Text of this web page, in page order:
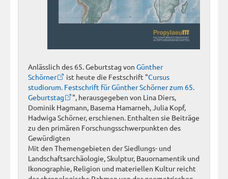
Anlässlich des 65. Geburtstag von Günther
Schörner
ist heute die Festschrift "Cursus
studiorum. Festschrift für Günther Schörner zum 65.
Geburtstag
", herausgegeben von Lina Diers,
Dominik Hagmann, Basema Hamarneh, Julia Kopf,
Hadwiga Schörner, erschienen. Enthalten sie Beiträge
zu den primären Forschungsschwerpunkten des
Gewürdigten
Mit den Themengebieten der Siedlungs- und
Landschaftsarchäologie, Skulptur, Bauornamentik und
Ikonographie, Religion und materiellen Kultur reicht